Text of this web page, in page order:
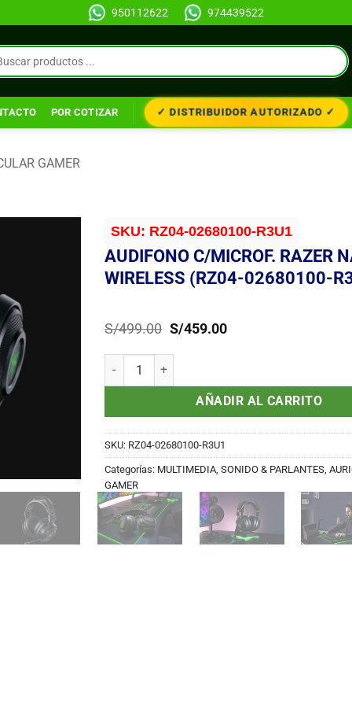
950112622 974439522
POR COTIZAR ✓ DISTRIBUIDOR AUTORIZADO ✓
GAMER
SKU: RZ04-02680100-R3U1
AUDIFONO C/MICROF. RAZER
WIRELESS (RZ04-02680100-
S/499.00 El
original
S/499.00.
S/459.00El
S/459.00.
AUDIFONO C/MICROF. RAZER NARI WIRELESS
AÑADIR AL CARRITO
SKU: RZ04-02680100-R3U1
Categorías: MULTIMEDIA, SONIDO & PARLANTES,
GAMER